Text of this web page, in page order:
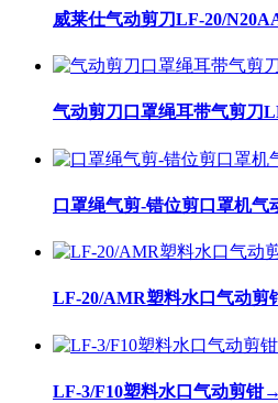
威莱仕气动剪刀LF-20/
气动剪刀口罩绳耳带气剪刀
口罩绳气剪-错位剪口罩机气
LF-20/AMR塑料水口气动剪
LF-3/F10塑料水口气动剪钳→